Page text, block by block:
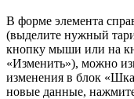
В форме элемента
(выделите нужный
кнопку мыши или на
«Изменить»), можно
изменения в блок
новые данные,